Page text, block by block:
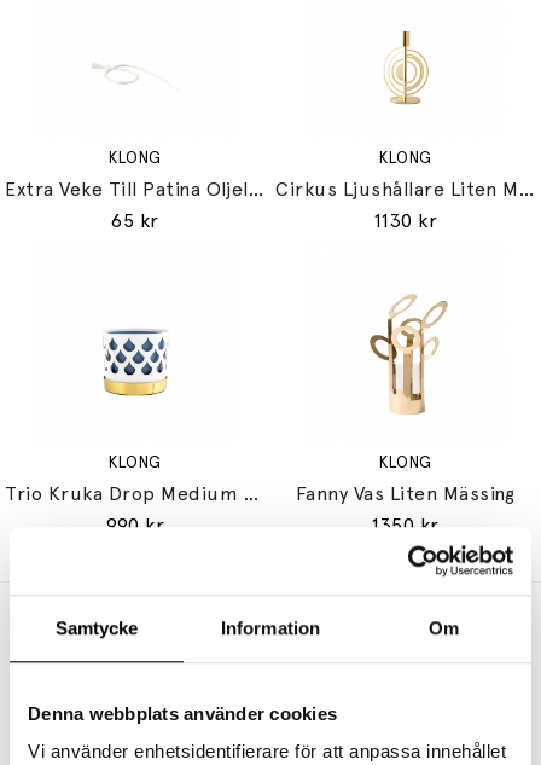
Samtycke Information Om
Denna webbplats använder cookies
Vi använder enhetsidentifierare för att anpassa innehållet
KLONG
Extra Veke Till Patina Oljelampa Mini (Före 2021)
65 kr
KLONG
Cirkus Ljushållare Liten Mässing
1130 kr
KLONG
Trio Kruka Drop Medium Vit
990 kr
KLONG
Fanny Vas Liten Mässing
1350 kr
Andra köpte även